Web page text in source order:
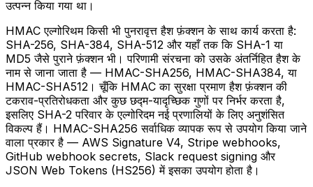
उत्पन्न किया गया था।
HMAC एल्गोरिथम किसी भी पुनरावृत्त हैश फ़ंक्शन के साथ कार्य करता है:
SHA-256, SHA-384, SHA-512 और यहाँ तक कि SHA-1 या
MD5 जैसे पुराने फ़ंक्शन भी। परिणामी संरचना को उसके अंतर्निहित हैश के
नाम से जाना जाता है — HMAC-SHA256, HMAC-SHA384, या
HMAC-SHA512। चूँकि HMAC का सुरक्षा प्रमाण हैश फ़ंक्शन की
टकराव-प्रतिरोधकता और कुछ छद्म-यादृच्छिक गुणों पर निर्भर करता है,
इसलिए SHA-2 परिवार के एल्गोरिदम नई प्रणालियों के लिए अनुशंसित
विकल्प हैं। HMAC-SHA256 सर्वाधिक व्यापक रूप से उपयोग किया जाने
वाला प्रकार है — AWS Signature V4, Stripe webhooks,
GitHub webhook secrets, Slack request signing और
JSON Web Tokens (HS256) में इसका उपयोग होता है।